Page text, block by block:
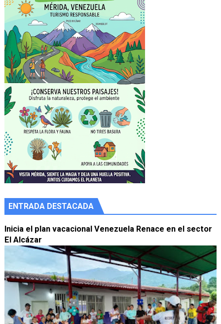
ENTRADA DESTACADA
Inicia el plan vacacional Venezuela Renace en el sector
El Alcázar